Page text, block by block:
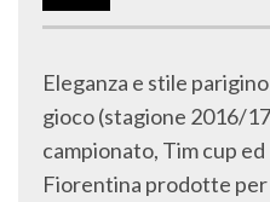
Eleganza e stile
gioco (stagione 2016/
campionato, Tim cup
Fiorentina prodotte per